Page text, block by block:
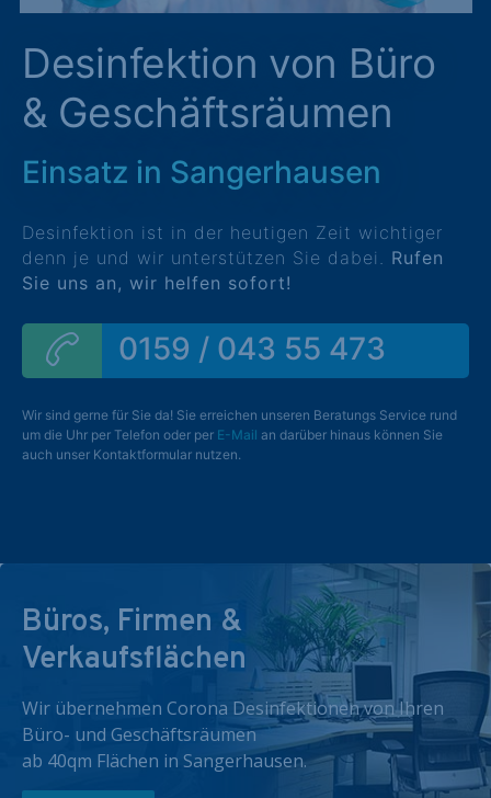
Desinfektion von Büro
& Geschäftsräumen
Einsatz in Sangerhausen
Desinfektion ist in der heutigen Zeit wichtiger
denn je und wir unterstützen Sie dabei. Rufen
Sie uns an, wir helfen sofort!
0159 / 043 55 473
Wir sind gerne für Sie da! Sie erreichen unseren Beratungs Service rund
um die Uhr per Telefon oder per E-Mail an darüber hinaus können Sie
auch unser Kontaktformular nutzen.
Büros, Firmen &
Verkaufsflächen
Wir übernehmen Corona Desinfektionen von Ihren
Büro- und Geschäftsräumen
ab 40qm Flächen in Sangerhausen.